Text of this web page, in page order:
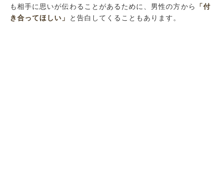
も相手に思いが伝わることがあるために、男性の方から
「付
き合ってほしい」
と告白してくることもあります。